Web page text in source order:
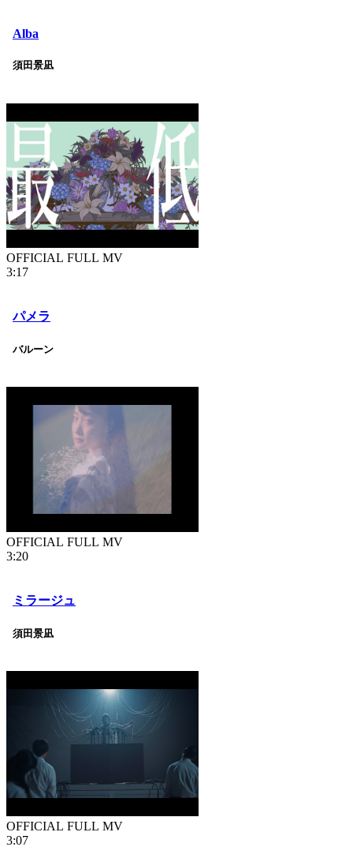
Alba
須田景凪
OFFICIAL FULL MV
3:17
パメラ
バルーン
OFFICIAL FULL MV
3:20
ミラージュ
須田景凪
OFFICIAL FULL MV
3:07